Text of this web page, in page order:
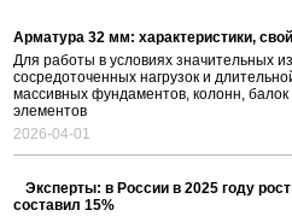
Арматура 32 мм: характеристики,
Для работы в условиях значительных
сосредоточенных нагрузок и
массивных фундаментов, колонн, балок
элементов
2026-04-01
Эксперты: в России в 2025 году
составил 15%